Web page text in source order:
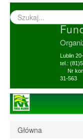
Wyszukiwarka
–
Lublin
tel.:
Nr
31-563
Główna